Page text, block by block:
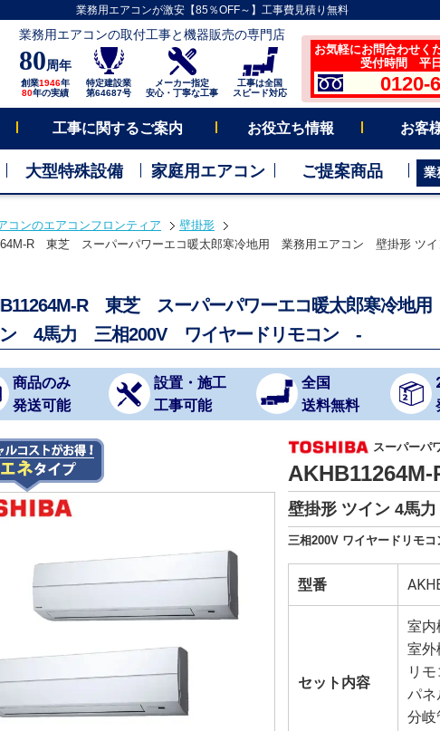
業務用エアコンが激安【85％OFF～】工事費見積り無料
業務用エアコンの取付工事と機器販売の専門店
80周年
創業1946年
80年の実績
特定建設業
第64687号
メーカー指定
安心・丁寧な工事
工事は全国
スピード対応
お気軽にお問合わせく
受付時間 平
0120-
工事に関するご案内 お役立ち情報 お客
大型特殊設備 家庭用エアコン ご提案商品 業
コンのエアコンフロンティア
壁掛形
R 東芝 スーパーパワーエコ暖太郎寒冷地用 業務用エアコン 壁掛形 ツ
R 東芝 スーパーパワーエコ暖太郎寒冷地
ン 4馬力 三相200V ワイヤードリモコン -
商品のみ
発送可能
設置・施工
工事可能
全国
送料無料
スーパーパ
壁掛形 ツイン 4馬力
三相200V ワイヤードリモコ
型番
セット内容
室内
室外
リ
パネ
分岐